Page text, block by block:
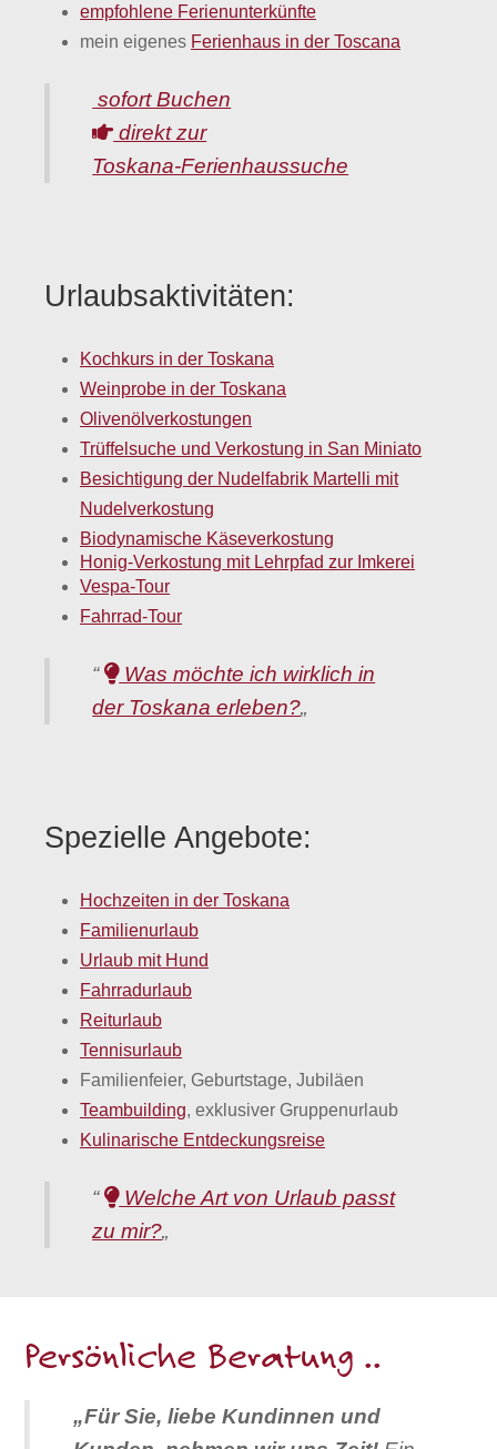
empfohlene Ferienunterkünfte
mein eigenes Ferienhaus in der Toscana
sofort Buchen
direkt zur
Toskana‑Ferienhaussuche
Urlaubsaktivitäten:
Kochkurs in der Toskana
Weinprobe in der Toskana
Olivenölverkostungen
Trüffelsuche und Verkostung in San Miniato
Besichtigung der Nudelfabrik Martelli mit
Nudelverkostung
Biodynamische Käseverkostung
Honig-Verkostung mit Lehrpfad zur Imkerei
Vespa-Tour
Fahrrad-Tour
“
Was möchte ich wirklich in
der Toskana erleben?„
Spezielle Angebote:
Hochzeiten in der Toskana
Familienurlaub
Urlaub mit Hund
Fahrradurlaub
Reiturlaub
Tennisurlaub
Familienfeier, Geburtstage, Jubiläen
Teambuilding, exklusiver Gruppenurlaub
Kulinarische Entdeckungsreise
“
Welche Art von Urlaub passt
zu mir?„
Persönliche Beratung ..
„Für Sie, liebe Kundinnen und